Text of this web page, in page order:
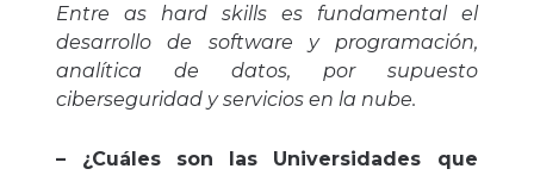
Entre as hard skills es fundamental el
desarrollo de software y programación,
analítica de datos, por supuesto
ciberseguridad y servicios en la nube.
– ¿Cuáles son las Universidades que